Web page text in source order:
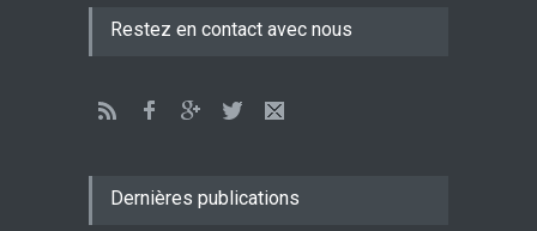
dans un monde à l’agonie
EXHORTATIONS
26 Décembre 2021 16:48
Restez en contact avec nous
Dernières publications